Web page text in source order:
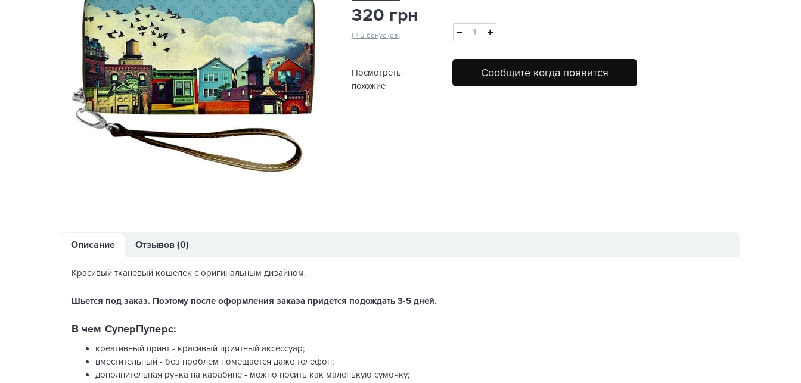
320 грн
( + 3 бонус (ов)
Посмотреть
похожие
Сообщите когда появится
Описание Отзывов (0)
Красивый тканевый кошелек с оригинальным дизайном.
Шьется под заказ. Поэтому после оформления заказа придется подождать 3-5 дней.
В чем СуперПуперс:
креативный принт - красивый приятный аксессуар;
вместительный - без проблем помещается даже телефон;
дополнительная ручка на карабине - можно носить как маленькую сумочку;